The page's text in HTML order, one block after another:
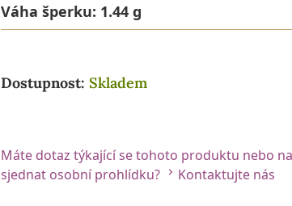
Váha šperku: 1.44 g
Dostupnost: Skladem
Máte dotaz týkající se tohoto produktu nebo
sjednat osobní prohlídku?
Kontaktujte nás